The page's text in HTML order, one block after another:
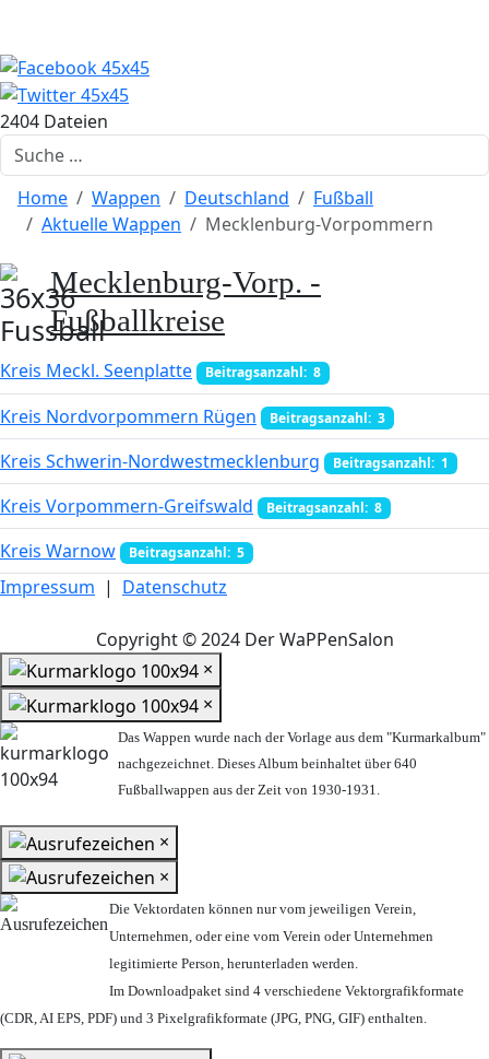
2404 Dateien
Suchen
Home Wappen Deutschland
Fußball
Aktuelle Wappen
Mecklenburg-Vorpommern
Mecklenburg-Vorp. -
Fußballkreise
Kreis Meckl. Seenplatte Beitragsanzahl: 8
Kreis Nordvorpommern Rügen Beitragsanzahl: 3
Kreis Schwerin-Nordwestmecklenburg Beitragsanzahl: 1
Kreis Vorpommern-Greifswald Beitragsanzahl: 8
Kreis Warnow Beitragsanzahl: 5
Impressum | Datenschutz
Copyright © 2024 Der WaPPenSalon
×
×
Das Wappen wurde nach der Vorlage aus dem "Kurmarkalbum"
nachgezeichnet. Dieses Album beinhaltet über 640
Fußballwappen aus der Zeit von 1930-1931.
×
×
Die Vektordaten können nur vom jeweiligen Verein,
Unternehmen, oder eine vom Verein oder Unternehmen
legitimierte Person, herunterladen werden.
Im Downloadpaket sind 4 verschiedene Vektorgrafikformate
(CDR, AI EPS, PDF) und 3 Pixelgrafikformate (JPG, PNG, GIF) enthalten.